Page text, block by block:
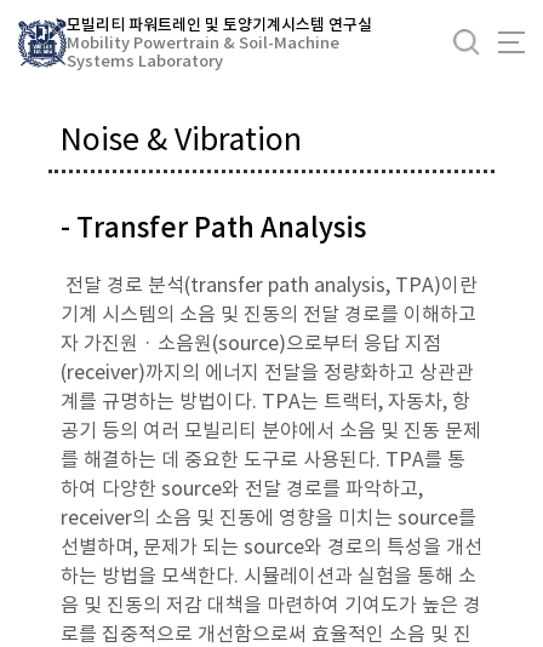
모빌리티 파워트레인 및 토양기계시스템 연구실
Mobility Powertrain & Soil-Machine
Systems Laboratory
Noise & Vibration
- Transfer Path Analysis
전달 경로 분석(transfer path analysis, TPA)이란
기계 시스템의 소음 및 진동의 전달 경로를 이해하고
자 가진원 · 소음원(source)으로부터 응답 지점
(receiver)까지의 에너지 전달을 정량화하고 상관관
계를 규명하는 방법이다. TPA는 트랙터, 자동차, 항
공기 등의 여러 모빌리티 분야에서 소음 및 진동 문제
를 해결하는 데 중요한 도구로 사용된다. TPA를 통
하여 다양한 source와 전달 경로를 파악하고,
receiver의 소음 및 진동에 영향을 미치는 source를
선별하며, 문제가 되는 source와 경로의 특성을 개선
하는 방법을 모색한다. 시뮬레이션과 실험을 통해 소
음 및 진동의 저감 대책을 마련하여 기여도가 높은 경
로를 집중적으로 개선함으로써 효율적인 소음 및 진